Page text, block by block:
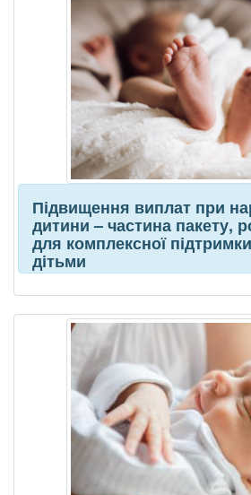
Підвищення виплат при
дитини – частина пакету,
для комплексної
дітьми